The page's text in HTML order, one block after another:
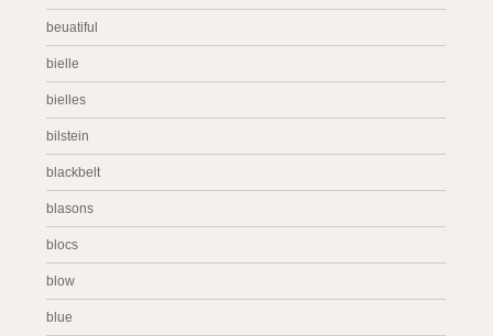
beuatiful
bielle
bielles
bilstein
blackbelt
blasons
blocs
blow
blue